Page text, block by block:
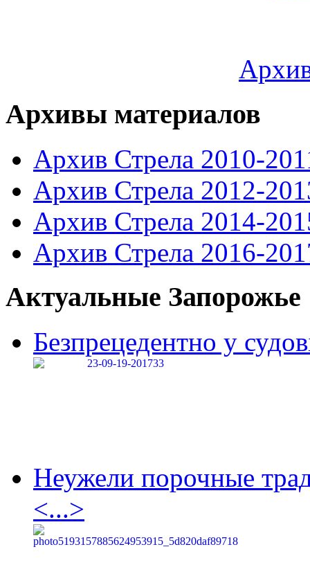
Архивы материалов
Архив Стрела 2010-
Архив Стрела 2012-
Архив Стрела 2014-
Архив Стрела 2016-
Актуальные Запорожье
Безпрецедентно у
Неужели порочные
<...>